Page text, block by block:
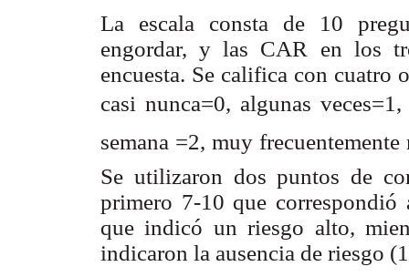
La escala consta de 10
engordar, y las CAR en los
encuesta. Se califica con cuatro
casi nunca=0, algunas
semana =2, muy
Se utilizaron dos puntos de
primero 7-10 que
que indicó un riesgo alto,
indicaron la ausencia de riesgo